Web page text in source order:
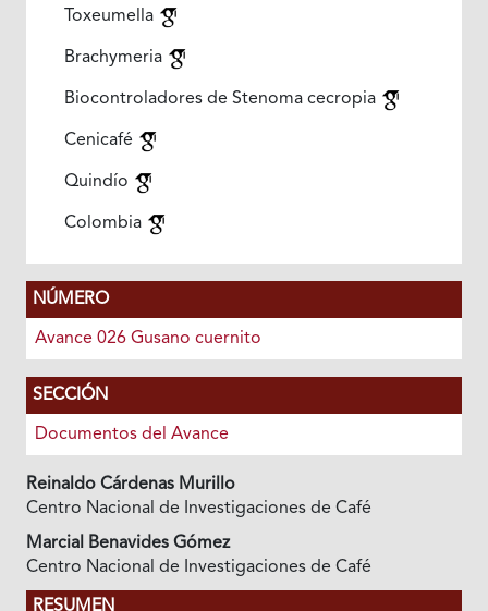
Toxeumella
Brachymeria
Biocontroladores de Stenoma cecropia
Cenicafé
Quindío
Colombia
NÚMERO
Avance 026 Gusano cuernito
SECCIÓN
Documentos del Avance
Reinaldo Cárdenas Murillo
Centro Nacional de Investigaciones de Café
Marcial Benavides Gómez
Centro Nacional de Investigaciones de Café
RESUMEN